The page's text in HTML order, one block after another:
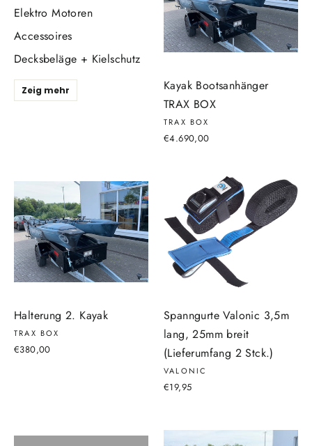
Elektro Motoren
Accessoires
Decksbeläge + Kielschutz
Zeig mehr
Kayak Bootsanhänger
TRAX BOX
TRAX BOX
€4.690,00
Halterung 2. Kayak
TRAX BOX
€380,00
Spanngurte Valonic 3,5m
lang, 25mm breit
(Lieferumfang 2 Stck.)
VALONIC
€19,95